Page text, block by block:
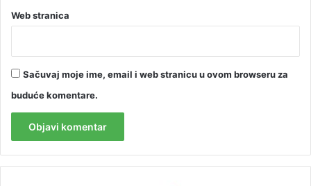
Web stranica
Sačuvaj moje ime, email i web stranicu u ovom browseru za
buduće komentare.